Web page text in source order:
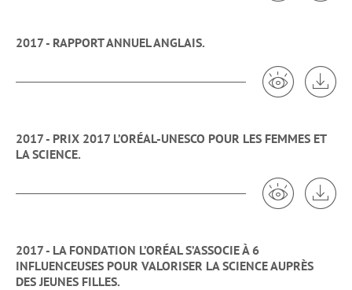
2017 - RAPPORT ANNUEL ANGLAIS.
Voir 2017 -
2017 - PRIX 2017 L’ORÉAL-UNESCO POUR LES FEMMES ET
LA SCIENCE.
Voir 2017 -
2017 - LA FONDATION L’ORÉAL S’ASSOCIE À 6
INFLUENCEUSES POUR VALORISER LA SCIENCE AUPRÈS
DES JEUNES FILLES.